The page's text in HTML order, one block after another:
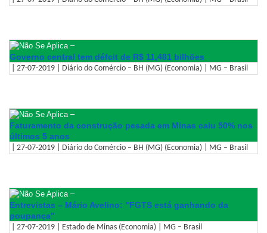
–
Governo central tem défcit de R$ 11,481 bilhões
| 27-07-2019 | Diário do Comércio – BH (MG) (Economia) | MG – Brasil
–
Faturamento da construção pesada em Minas caiu 50% nos
últimos 5 anos
| 27-07-2019 | Diário do Comércio – BH (MG) (Economia) | MG – Brasil
–
Entrevistas – Mário Avelino: "FGTS está ganhando da
poupança"
| 27-07-2019 | Estado de Minas (Economia) | MG – Brasil